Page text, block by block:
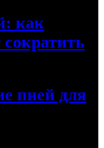
как
пней для